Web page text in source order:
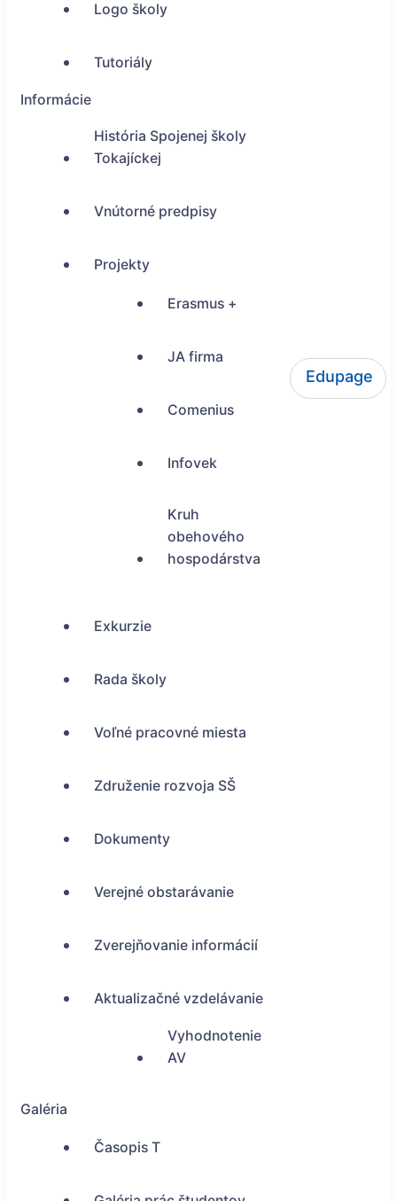
ŠUP Tokajícka 24, Bratislava
Logo školy
Tutoriály
Informácie
História Spojenej školy
Tokajíckej
Vnútorné predpisy
Projekty
Erasmus +
JA firma
Comenius
Infovek
Kruh
obehového
hospodárstva
Exkurzie
Rada školy
Voľné pracovné miesta
Združenie rozvoja SŠ
Dokumenty
Verejné obstarávanie
Zverejňovanie informácií
Aktualizačné vzdelávanie
Vyhodnotenie
AV
Galéria
Časopis T
Edupage